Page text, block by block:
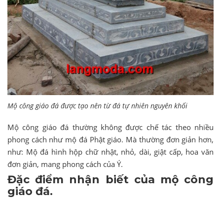
Mộ công giáo đá được tạo nên từ đá tự nhiên nguyên khối
Mộ công giáo đá thường không được chế tác theo nhiều
phong cách như mộ đá Phật giáo. Mà thường đơn giản hơn,
như: Mộ đá hình hộp chữ nhật, nhỏ, dài, giật cấp, hoa văn
đơn giản, mang phong cách của Ý.
Đặc điểm nhận biết của mộ công
giáo đá.